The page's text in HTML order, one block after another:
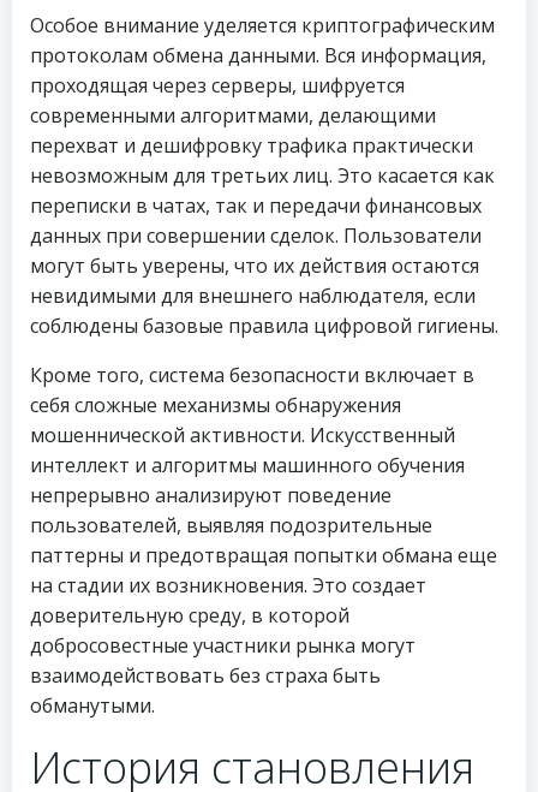
Особое внимание уделяется криптографическим
протоколам обмена данными. Вся информация,
проходящая через серверы, шифруется
современными алгоритмами, делающими
перехват и дешифровку трафика практически
невозможным для третьих лиц. Это касается как
переписки в чатах, так и передачи финансовых
данных при совершении сделок. Пользователи
могут быть уверены, что их действия остаются
невидимыми для внешнего наблюдателя, если
соблюдены базовые правила цифровой гигиены.
Кроме того, система безопасности включает в
себя сложные механизмы обнаружения
мошеннической активности. Искусственный
интеллект и алгоритмы машинного обучения
непрерывно анализируют поведение
пользователей, выявляя подозрительные
паттерны и предотвращая попытки обмана еще
на стадии их возникновения. Это создает
доверительную среду, в которой
добросовестные участники рынка могут
взаимодействовать без страха быть
обманутыми.
История становления